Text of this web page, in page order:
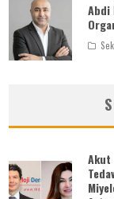
Abdi
Akut